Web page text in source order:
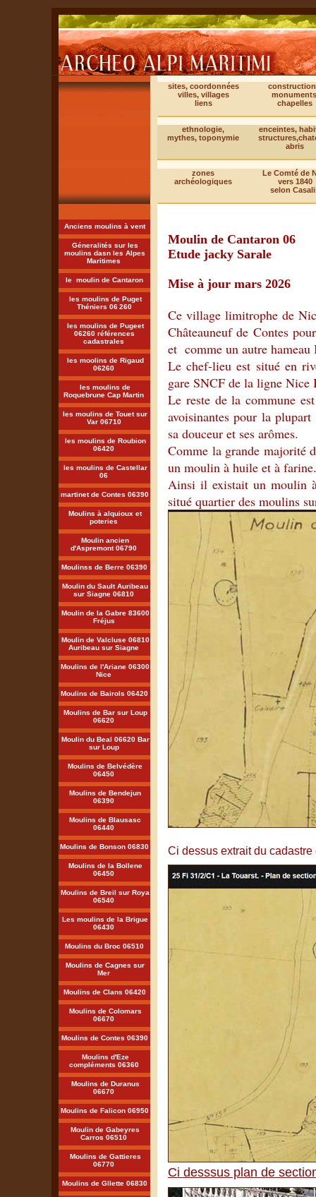
sites, coordonnées
villes, villages
liens
chapelles
ethnologie,
mythes, toponymie
enceintes,
abris
zones
archéologiques
Le Comté de
vers 1840
selon
Anciens moulins à vent
Géneralités sur les
moulins dasn les Alpes
Maritimes
le moulin de Cantaron
les moulins de Puget
Théniers 06260
les moulins de Pugeet
06260 références
cadastrales
les moolins de Rigaud
06260
les moulins de
Roquebrune Cap Martin
les moulins de Touet sur
Var 06710
les moulins de Roubion
06420
les moulins de Castellar
06
martinet de Contes 06390
Moulins à alquioux et
poteries
Moulin ancien
d'Aspremont 06790
Moulinss de Berre 06390
Moulin du Sault Auribeau
sur Siagne 06810
Moulin de la Gabre 83600
Fréjus
Moulin de Valcluse 06810
Auribeau sur Siagne
Moulins de l'Ariane 06300
Nice
Moulins de Bairols 06420
Moulins de Bar sur Loup
06620
Moulin du Beal 06620 Bar
sur Loup
Moulins de Belvédère
06450
Moulins de Bendejun
06390
Moulins de Blausasc
06440
Moulins de Bonson 06830
Moulins de la Bollene
06450
Moulins de Breil sur Roya
06540
Les moulins de la Brigue
06430
Moulins du Broc 06510
Moulins de Cagnes sur
Mer
Moulins de Clans 06420
Moulins de Colomars
06670
Moulins de Contes 06390
Moulins d'Eze
compléments 06360
Moulins de Duranus
06670
Moulins de Falicon 06950
Moulin de Gabeyres
Carros 06510
Moulins de Gattieres
06770
Moulins de Gllette 06830
Moulin de Cantaron 06
Etude jacky Sarale
Mise à jour mars 2026
Ce village limitrophe de
Châteauneuf de Contes
et comme un autre hameau
Le chef-lieu est situé en
gare SNCF de la ligne Nice
Le reste de la commune
avoisinantes pour la
sa douceur et ses arômes.
Comme la grande majorité
un moulin à huile et à farine.
Ainsi il existait un moulin
situé quartier des moulins
Ci dessus extrait du cadastre
Ci desssus plan de